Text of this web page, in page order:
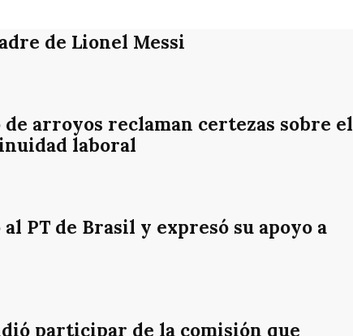
de Lionel Messi
arroyos reclaman certezas sobre el
laboral
PT de Brasil y expresó su apoyo a
participar de la comisión que